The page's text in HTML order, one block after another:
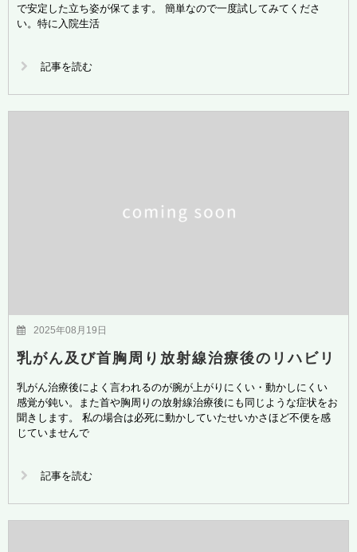
で安定した立ち姿が保てます。 簡単なので一度試してみてくださ
い。特に入院生活
記事を読む
2025年08月19日
乳がん及び首胸周り放射線治療後のリハビリ
乳がん治療後によく言われるのが腕が上がりにくい・動かしにくい
感覚が鈍い。また首や胸周りの放射線治療後にも同じような症状をお
聞きします。 私の場合は必死に動かしていたせいかさほど不便を感
じていませんで
記事を読む